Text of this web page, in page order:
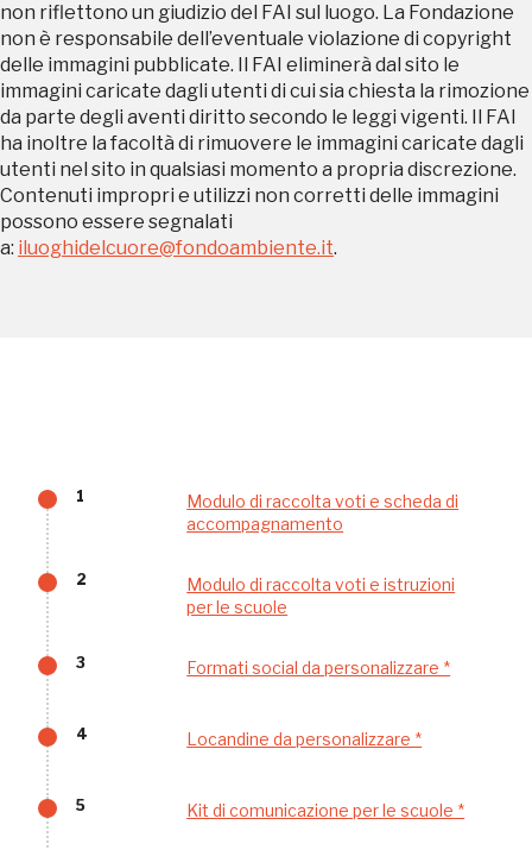
non riflettono un giudizio del FAI sul luogo. La Fondazione
non è responsabile dell’eventuale violazione di copyright
delle immagini pubblicate. Il FAI eliminerà dal sito le
immagini caricate dagli utenti di cui sia chiesta la rimozione
da parte degli aventi diritto secondo le leggi vigenti. Il FAI
ha inoltre la facoltà di rimuovere le immagini caricate dagli
utenti nel sito in qualsiasi momento a propria discrezione.
Contenuti impropri e utilizzi non corretti delle immagini
possono essere segnalati
a: iluoghidelcuore@fondoambiente.it.
1
Modulo di raccolta voti e scheda di
accompagnamento
2
Modulo di raccolta voti e istruzioni
per le scuole
3 Formati social da personalizzare *
4 Locandine da personalizzare *
5 Kit di comunicazione per le scuole *
Scopri tutte le opportunità riservate agli iscritti
Ingresso gratuito
Museo
Sansevero
Napoli
Tutto questo non
sarebbe possibile